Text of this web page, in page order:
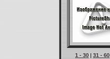
1 - 30 | 31 - 60